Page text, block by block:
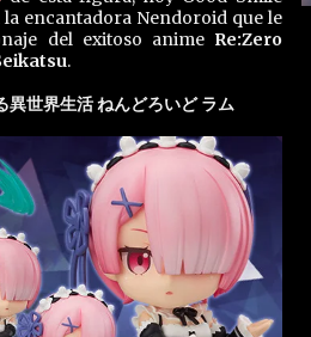
encantadora Nendoroid que le
del exitoso anime Re:Zero
.
異世界生活 ねんどろいど ラム